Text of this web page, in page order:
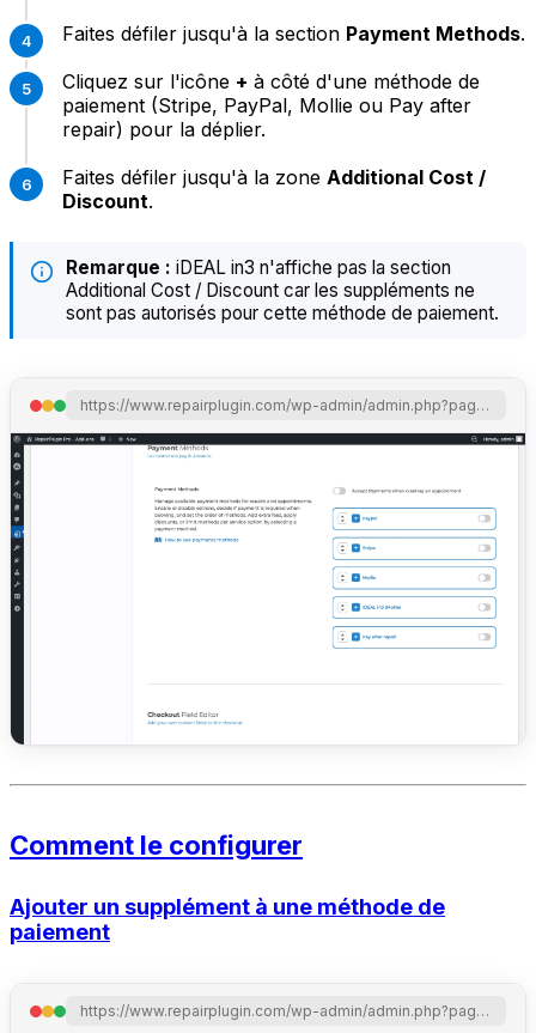
Faites défiler jusqu'à la section Payment Methods.
Cliquez sur l'icône + à côté d'une méthode de
paiement (Stripe, PayPal, Mollie ou Pay after
repair) pour la déplier.
Faites défiler jusqu'à la zone Additional Cost /
Discount.
Remarque : iDEAL in3 n'affiche pas la section
Additional Cost / Discount car les suppléments ne
sont pas autorisés pour cette méthode de paiement.
https://www.repairplugin.com/wp-admin/admin.php?page=wp_repair_settings&section=planning_discount
Comment le configurer
Ajouter un supplément à une méthode de
paiement
https://www.repairplugin.com/wp-admin/admin.php?page=wp_repair_settings&section=planning_discount